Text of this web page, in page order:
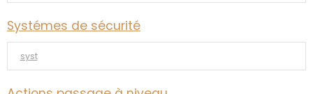
Systémes de sécurité
syst